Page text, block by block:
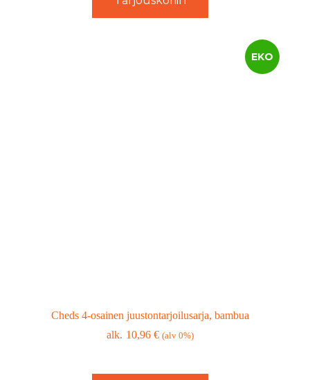
EKO
Cheds 4-osainen juustontarjoilusarja, bambua
10,96€ (alv 0%)